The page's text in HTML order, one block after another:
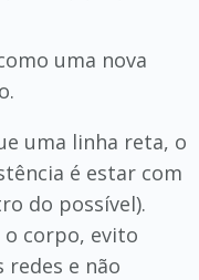
uma nova
uma linha reta, o
é estar com
do possível).
o corpo, evito
redes e não